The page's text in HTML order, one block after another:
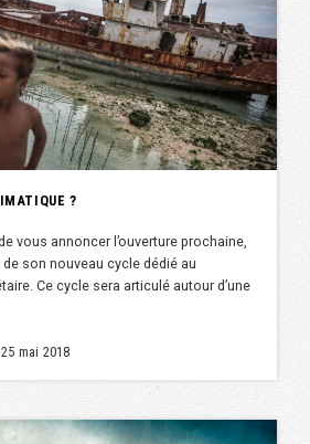
?
vous annoncer l’ouverture prochaine,
son nouveau cycle dédié au
Ce cycle sera articulé autour d’une
mai 2018